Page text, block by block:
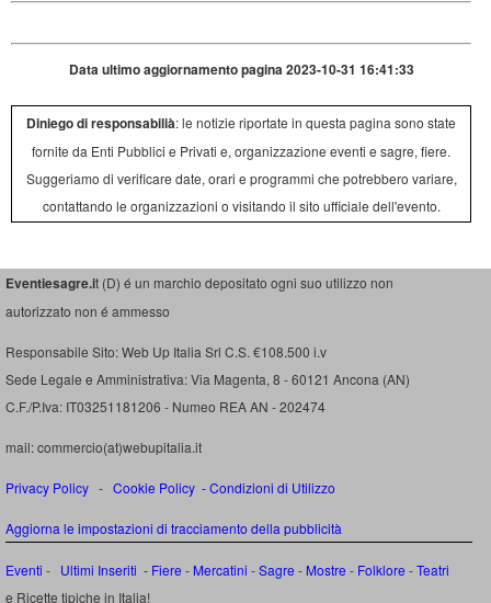
Data ultimo aggiornamento pagina 2023-10-31 16:41:33
Diniego di responsabilià: le notizie riportate in questa pagina sono state
fornite da Enti Pubblici e Privati e, organizzazione eventi e sagre, fiere.
Suggeriamo di verificare date, orari e programmi che potrebbero variare,
contattando le organizzazioni o visitando il sito ufficiale dell'evento.
Eventiesagre.it (D) é un marchio depositato ogni suo utilizzo non
autorizzato non é ammesso
Responsabile Sito: Web Up Italia Srl C.S. €108.500 i.v
Sede Legale e Amministrativa: Via Magenta, 8 - 60121 Ancona (AN)
C.F./P.Iva: IT03251181206 - Numeo REA AN - 202474
mail: commercio(at)webupitalia.it
Privacy Policy - Cookie Policy -Condizioni di Utilizzo
Aggiorna le impostazioni di tracciamento della pubblicità
Eventi - Ultimi Inseriti - Fiere - Mercatini -Sagre - Mostre - Folklore -Teatri
e Ricette tipiche in Italia!